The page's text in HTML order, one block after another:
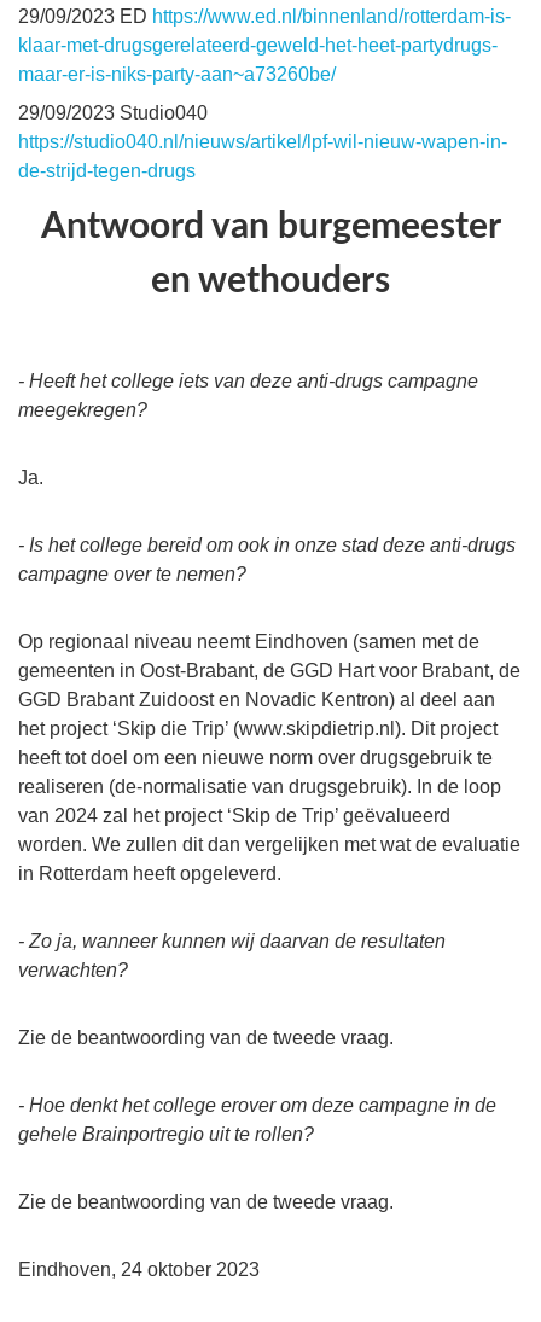
29/09/2023 ED https://www.ed.nl/binnenland/rotterdam-is-
klaar-met-drugsgerelateerd-geweld-het-heet-partydrugs-
maar-er-is-niks-party-aan~a73260be/
29/09/2023 Studio040
https://studio040.nl/nieuws/artikel/lpf-wil-nieuw-wapen-in-
de-strijd-tegen-drugs
Antwoord van burgemeester
en wethouders
- Heeft het college iets van deze anti-drugs campagne
meegekregen?
Ja.
- Is het college bereid om ook in onze stad deze anti-drugs
campagne over te nemen?
Op regionaal niveau neemt Eindhoven (samen met de
gemeenten in Oost-Brabant, de GGD Hart voor Brabant, de
GGD Brabant Zuidoost en Novadic Kentron) al deel aan
het project ‘Skip die Trip’ (www.skipdietrip.nl). Dit project
heeft tot doel om een nieuwe norm over drugsgebruik te
realiseren (de-normalisatie van drugsgebruik). In de loop
van 2024 zal het project ‘Skip de Trip’ geëvalueerd
worden. We zullen dit dan vergelijken met wat de evaluatie
in Rotterdam heeft opgeleverd.
- Zo ja, wanneer kunnen wij daarvan de resultaten
verwachten?
Zie de beantwoording van de tweede vraag.
- Hoe denkt het college erover om deze campagne in de
gehele Brainportregio uit te rollen?
Zie de beantwoording van de tweede vraag.
Eindhoven, 24 oktober 2023